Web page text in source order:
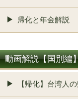
帰化と年金解説
動画解説【国別編
【帰化】台湾人